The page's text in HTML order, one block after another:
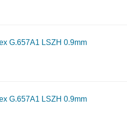
G.657A1 LSZH 0.9mm
G.657A1 LSZH 0.9mm